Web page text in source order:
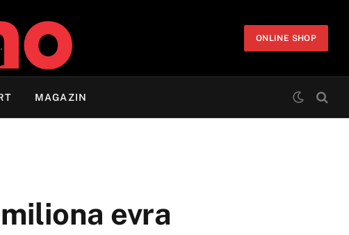
ONLINE SHOP
MAGAZIN
evra